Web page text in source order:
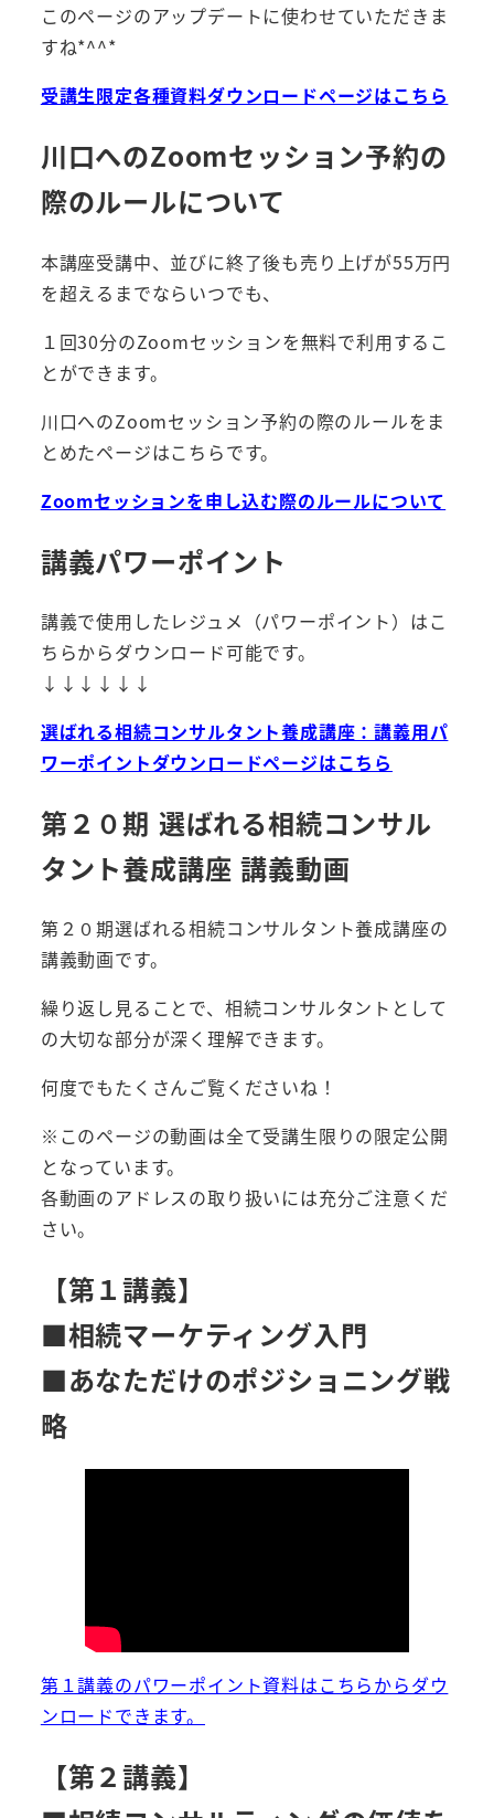
このページのアップデートに使わせていただきま
すね*^^*
受講生限定各種資料ダウンロードページはこちら
川口へのZoomセッション予約の
際のルールについて
本講座受講中、並びに終了後も売り上げが55万円
を超えるまでならいつでも、
１回30分のZoomセッションを無料で利用するこ
とができます。
川口へのZoomセッション予約の際のルールをま
とめたページはこちらです。
Zoomセッションを申し込む際のルールについて
講義パワーポイント
講義で使用したレジュメ（パワーポイント）はこ
ちらからダウンロード可能です。
↓↓↓↓↓↓
選ばれる相続コンサルタント養成講座：講義用パ
ワーポイントダウンロードページはこちら
第２０期 選ばれる相続コンサル
タント養成講座 講義動画
第２０期選ばれる相続コンサルタント養成講座の
講義動画です。
繰り返し見ることで、相続コンサルタントとして
の大切な部分が深く理解できます。
何度でもたくさんご覧くださいね！
※このページの動画は全て受講生限りの限定公開
となっています。
各動画のアドレスの取り扱いには充分ご注意くだ
さい。
【第１講義】
■相続マーケティング入門
■あなただけのポジショニング戦
略
第１講義のパワーポイント資料はこちらからダウ
ンロードできます。
【第２講義】